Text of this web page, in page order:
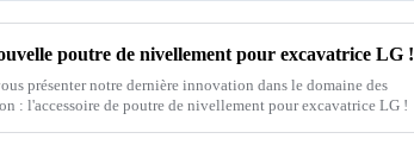
poutre de nivellement pour excavatrice LG !
présenter notre dernière innovation dans le domaine des
: l'accessoire de poutre de nivellement pour excavatrice LG !